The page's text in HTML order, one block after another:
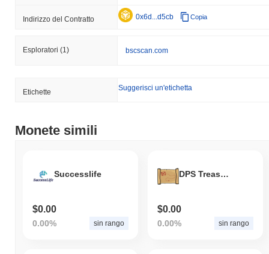
Indirizzo del Contratto 0x6d...d5cb Copia
Esploratori (1) bscscan.com
Etichette Suggerisci un'etichetta
Monete simili
Successlife
$0.00
0.00% sin rango
DPS TreasureMaps
$0.00
0.00% sin rango